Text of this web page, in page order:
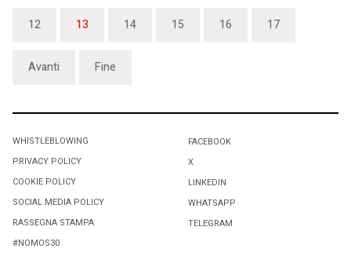
12 13 14 15 16 17
Avanti Fine
WHISTLEBLOWING
PRIVACY POLICY
COOKIE POLICY
SOCIAL MEDIA POLICY
RASSEGNA STAMPA
#NOMOS30
FACEBOOK
X
LINKEDIN
WHATSAPP
TELEGRAM